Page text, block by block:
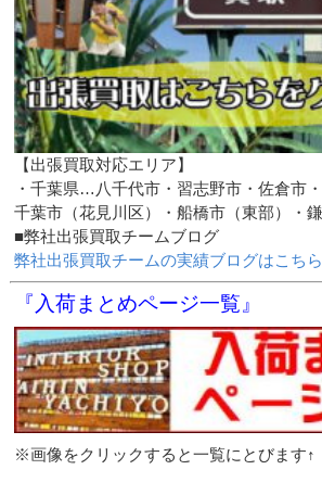
【出張買取対応エリア】
・千葉県…八千代市・習志野市・佐倉市
千葉市（花見川区）・船橋市（東部）・
■弊社出張買取チームブログ
弊社出張買取チームの実績ブログはこちら
『入荷まとめページ一覧』
※画像をクリックすると一覧にとびます↑